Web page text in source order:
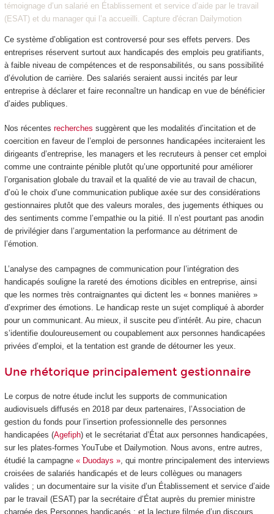
témoignage d’un salarié en Établissement et service d’aide par le travail
(ESAT) et du manager qui l’a accueilli. Capture d'écran Dailymotion
Ce système d’obligation est controversé pour ses effets pervers. Des
entreprises réservent surtout aux handicapés des emplois peu gratifiants,
à faible niveau de compétences et de responsabilités, ou sans possibilité
d’évolution de carrière. Des salariés seraient aussi incités par leur
entreprise à déclarer et faire reconnaître un handicap en vue de bénéficier
d’aides publiques.
Nos récentes recherches suggèrent que les modalités d’incitation et de
coercition en faveur de l’emploi de personnes handicapées inciteraient les
dirigeants d’entreprise, les managers et les recruteurs à penser cet emploi
comme une contrainte pénible plutôt qu’une opportunité pour améliorer
l’organisation globale du travail et la qualité de vie au travail de chacun,
d’où le choix d’une communication publique axée sur des considérations
gestionnaires plutôt que des valeurs morales, des jugements éthiques ou
des sentiments comme l’empathie ou la pitié. Il n’est pourtant pas anodin
de privilégier dans l’argumentation la performance au détriment de
l’émotion.
L’analyse des campagnes de communication pour l’intégration des
handicapés souligne la rareté des émotions dicibles en entreprise, ainsi
que les normes très contraignantes qui dictent les « bonnes manières »
d’exprimer des émotions. Le handicap reste un sujet compliqué à aborder
pour un communicant. Au mieux, il suscite peu d’intérêt. Au pire, chacun
s’identifie douloureusement ou coupablement aux personnes handicapées
privées d’emploi, et la tentation est grande de détourner les yeux.
Une rhétorique principalement gestionnaire
Le corpus de notre étude inclut les supports de communication
audiovisuels diffusés en 2018 par deux partenaires, l’Association de
gestion du fonds pour l’insertion professionnelle des personnes
handicapées (Agefiph) et le secrétariat d’État aux personnes handicapées,
sur les plates-formes YouTube et Dailymotion. Nous avons, entre autres,
étudié la campagne « Duodays », qui montre principalement des interviews
croisées de salariés handicapés et de leurs collègues ou managers
valides ; un documentaire sur la visite d’un Établissement et service d’aide
par le travail (ESAT) par la secrétaire d’État auprès du premier ministre
chargée des Personnes handicapés ; et la lecture filmée d’un discours